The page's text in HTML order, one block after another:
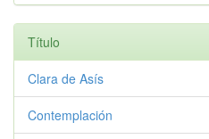
Título
Clara de Asís
Contemplación